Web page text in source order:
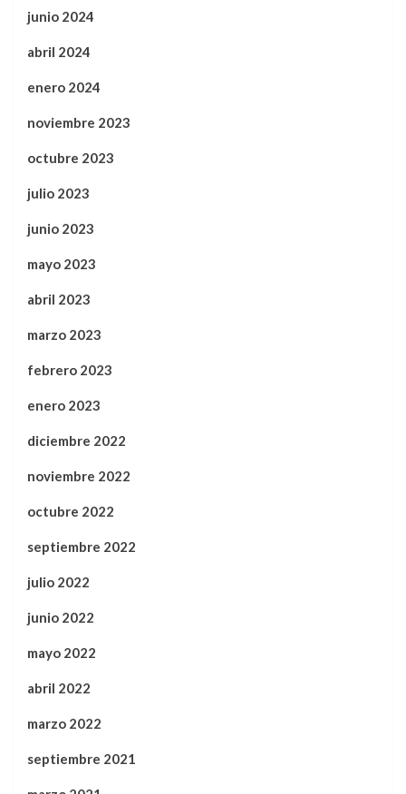
junio 2024
abril 2024
enero 2024
noviembre 2023
octubre 2023
julio 2023
junio 2023
mayo 2023
abril 2023
marzo 2023
febrero 2023
enero 2023
diciembre 2022
noviembre 2022
octubre 2022
septiembre 2022
julio 2022
junio 2022
mayo 2022
abril 2022
marzo 2022
septiembre 2021